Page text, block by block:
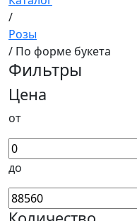
/
Розы
/ По форме букета
Фильтры
Цена
от
до